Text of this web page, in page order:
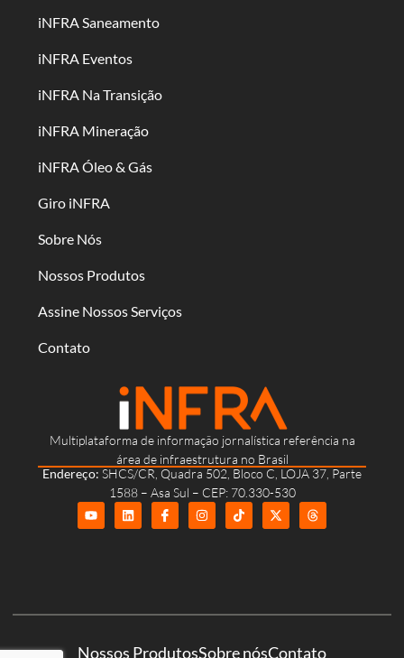
Multiplataforma de informação jornalística referência na
área de infraestrutura no Brasil
Endereço: SHCS/CR, Quadra 502, Bloco C, LOJA 37, Parte
1588 – Asa Sul – CEP: 70.330-530
iNFRA Saneamento
iNFRA Eventos
iNFRA Na Transição
iNFRA Mineração
iNFRA Óleo & Gás
Giro iNFRA
Sobre Nós
Nossos Produtos
Assine Nossos Serviços
Contato
Nossos ProdutosSobre nósContato